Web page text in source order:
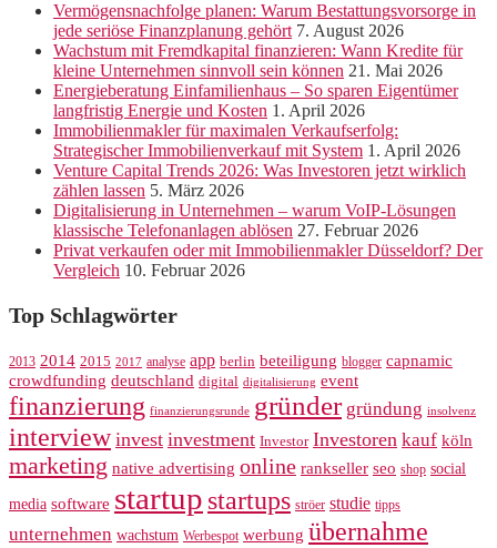
Vermögensnachfolge planen: Warum Bestattungsvorsorge in
jede seriöse Finanzplanung gehört 7. August 2026
Wachstum mit Fremdkapital finanzieren: Wann Kredite für
kleine Unternehmen sinnvoll sein können 21. Mai 2026
Energieberatung Einfamilienhaus – So sparen Eigentümer
langfristig Energie und Kosten 1. April 2026
Immobilienmakler für maximalen Verkaufserfolg:
Strategischer Immobilienverkauf mit System 1. April 2026
Venture Capital Trends 2026: Was Investoren jetzt wirklich
zählen lassen 5. März 2026
Digitalisierung in Unternehmen – warum VoIP-Lösungen
klassische Telefonanlagen ablösen 27. Februar 2026
Privat verkaufen oder mit Immobilienmakler Düsseldorf? Der
Vergleich 10. Februar 2026
Top Schlagwörter
2013 2014 2015 2017 analyse app berlin beteiligung blogger capnamic
crowdfunding deutschland digital digitalisierung event
finanzierung finanzierungsrunde gründer gründung insolvenz
interview invest investment Investor Investoren kauf köln
marketing native advertising online rankseller seo shop social
media software startup startups ströer studie tipps
unternehmen wachstum Werbespot werbung übernahme